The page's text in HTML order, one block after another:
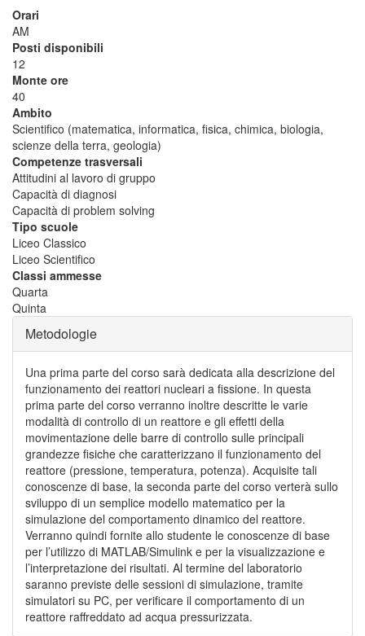
Orari
AM
Posti disponibili
12
Monte ore
40
Ambito
Scientifico (matematica, informatica, fisica, chimica, biologia,
scienze della terra, geologia)
Competenze trasversali
Attitudini al lavoro di gruppo
Capacità di diagnosi
Capacità di problem solving
Tipo scuole
Liceo Classico
Liceo Scientifico
Classi ammesse
Quarta
Quinta
Metodologie
Una prima parte del corso sarà dedicata alla descrizione del
funzionamento dei reattori nucleari a fissione. In questa
prima parte del corso verranno inoltre descritte le varie
modalità di controllo di un reattore e gli effetti della
movimentazione delle barre di controllo sulle principali
grandezze fisiche che caratterizzano il funzionamento del
reattore (pressione, temperatura, potenza). Acquisite tali
conoscenze di base, la seconda parte del corso verterà sullo
sviluppo di un semplice modello matematico per la
simulazione del comportamento dinamico del reattore.
Verranno quindi fornite allo studente le conoscenze di base
per l’utilizzo di MATLAB/Simulink e per la visualizzazione e
l’interpretazione dei risultati. Al termine del laboratorio
saranno previste delle sessioni di simulazione, tramite
simulatori su PC, per verificare il comportamento di un
reattore raffreddato ad acqua pressurizzata.